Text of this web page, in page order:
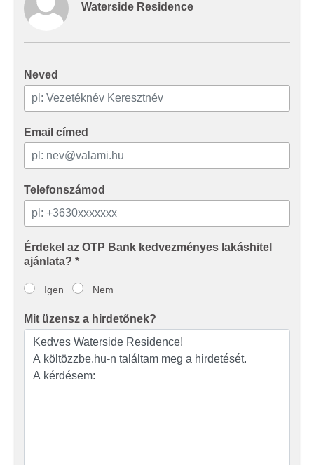
Ön által használt más szolgáltatásokból gyűjtöttek.
Waterside Residence
Neved
Email címed
Telefonszámod
Érdekel az OTP Bank kedvezményes lakáshitel
ajánlata? *
Igen Nem
Mit üzensz a hirdetőnek?